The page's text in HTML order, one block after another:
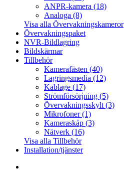
ANPR-kamera (18)
Analoga (8)
Visa alla Övervakningskameror
Övervakningspaket
NVR-Bildlagring
Bildskärmar
Tillbehör
Kamerafästen (40)
Lagringsmedia (12)
Kablage (17)
Strömförsörjning (5)
Övervakningsskylt (3)
Mikrofoner (1)
Kameraskåp (3)
Nätverk (16)
Visa alla Tillbehör
Installation/tjänster